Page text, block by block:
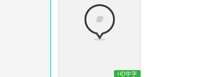
HD中字